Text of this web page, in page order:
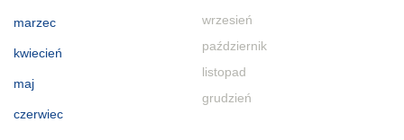
marzec
kwiecień
maj
czerwiec
wrzesień
październik
listopad
grudzień